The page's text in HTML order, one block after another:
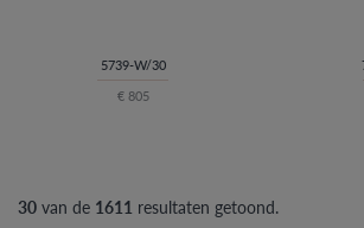
5739-W/30
€ 805
30 van de 1611 resultaten getoond.